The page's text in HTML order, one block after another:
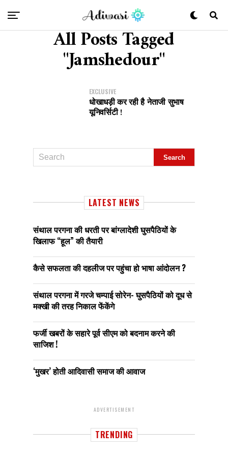
All Posts Tagged
"Jamshedour"
EXCLUSIVE
धोखाधड़ी कर रही है नेताजी सुभाष
यूनिवर्सिटी !
LATEST NEWS
संथाल परगना की धरती पर बांग्लादेशी घुसपैठियों के
खिलाफ “हूल” की तैयारी
कैसे सफलता की दहलीज पर पहुंचा हो भाषा आंदोलन ?
संथाल परगना में गरजे चम्पाई सोरेन- घुसपैठियों को दूध से
मक्खी की तरह निकाल फेंकेंगे
फर्जी खबरों के सहारे पूर्व सीएम को बदनाम करने की
साजिश !
‘मुखर’ होती आदिवासी समाज की आवाज
ADVERTISEMENT
TRENDING